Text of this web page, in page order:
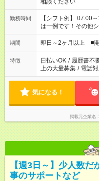
相談ください
勤務時間
【シフト例】 07:00～
は一例です！その他
期間 即日～2ヶ月以上 ■開
特徴 日払いOK / 履歴書不
上の大量募集 / 電話
気になる！
掲載元企業名
【週3日～】少人数
事のサポートなど